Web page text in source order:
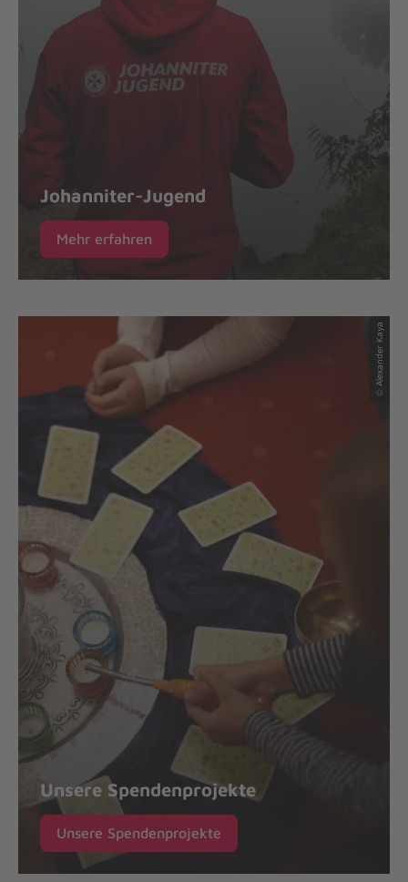
Johanniter-Jugend
Mehr erfahren
© Alexander Kaya
Unsere Spendenprojekte
Unsere Spendenprojekte